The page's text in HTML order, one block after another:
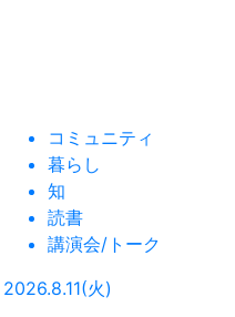
コミュニティ
暮らし
知
読書
講演会/トーク
2026.8.11(火)